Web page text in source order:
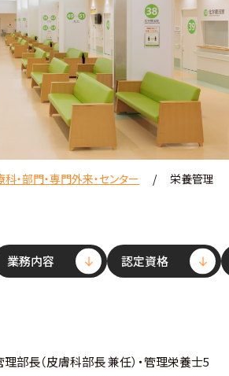
科・部門・専門外来・センター 栄養管理部
業務内容 認定資格
部長（皮膚科部長 兼任）・管理栄養士5